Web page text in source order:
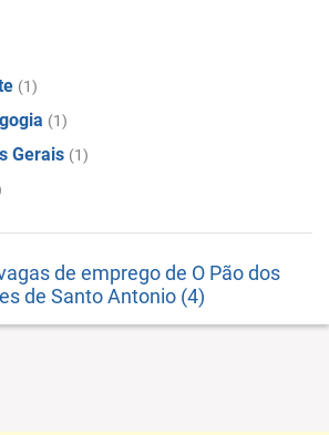
(1)
(1)
Gerais (1)
de emprego de O Pão dos
de Santo Antonio (4)